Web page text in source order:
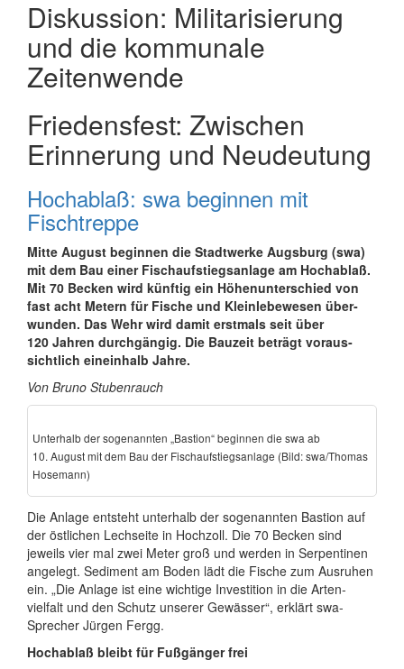
Diskussion: Mi­li­ta­ri­sie­rung
und die kommunale
Zeitenwende
Friedensfest: Zwischen
Erinnerung und Neudeutung
Hochablaß: swa beginnen mit
Fischtreppe
Mitte August beginnen die Stadtwerke Augsburg (swa)
mit dem Bau einer Fisch­auf­stiegs­anlage am Hochablaß.
Mit 70 Becken wird künftig ein Höhen­unter­schied von
fast acht Metern für Fische und Klein­lebewesen über­
wunden. Das Wehr wird damit erstmals seit über
120 Jahren durch­gängig. Die Bauzeit beträgt voraus­
sicht­lich eineinhalb Jahre.
Von Bruno Stubenrauch
Unterhalb der sogenannten „Bastion“ beginnen die swa ab
10. August mit dem Bau der Fisch­auf­stiegs­anlage (Bild: swa/Thomas
Hosemann)
Die Anlage entsteht unterhalb der soge­nannten Bastion auf
der östlichen Lechseite in Hochzoll. Die 70 Becken sind
jeweils vier mal zwei Meter groß und werden in Serpen­tinen
angelegt. Sediment am Boden lädt die Fische zum Ausruhen
ein. „Die Anlage ist eine wichtige Investi­tion in die Arten­
vielfalt und den Schutz unserer Gewässer“, erklärt swa-
Sprecher Jürgen Fergg.
Hochablaß bleibt für Fußgänger frei